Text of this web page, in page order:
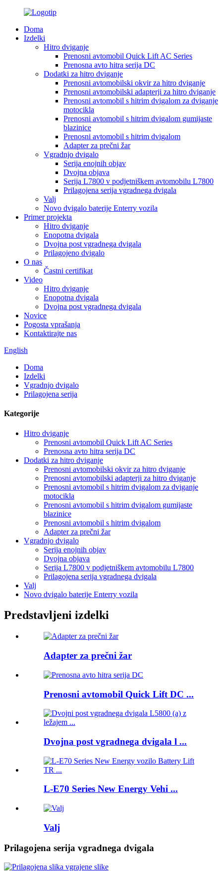
Doma
Izdelki
Hitro dviganje
Prenosni avtomobil Quick Lift AC Series
Prenosna avto hitra serija DC
Dodatki za hitro dviganje
Prenosni avtomobilski okvir za hitro dviganje
Prenosni avtomobilski adapterji za hitro dviganje
Prenosni avtomobil s hitrim dvigalom za dviganje
motocikla
Prenosni avtomobil s hitrim dvigalom gumijaste
blazinice
Prenosni avtomobil s hitrim dvigalom
Adapter za prečni žar
Vgradnjo dvigalo
Serija enojnih objav
Dvojna objava
Serija L7800 v podjetniškem avtomobilu L7800
Prilagojena serija vgradnega dvigala
Valj
Novo dvigalo baterije Enterry vozila
Primer projekta
Hitro dviganje
Enopotna dvigala
Dvojna post vgradnega dvigala
Prilagojeno dvigalo
O nas
Častni certifikat
Video
Hitro dviganje
Enopotna dvigala
Dvojna post vgradnega dvigala
Novice
Pogosta vprašanja
Kontaktirajte nas
English
Doma
Izdelki
Vgradnjo dvigalo
Prilagojena serija
Kategorije
Hitro dviganje
Prenosni avtomobil Quick Lift AC Series
Prenosna avto hitra serija DC
Dodatki za hitro dviganje
Prenosni avtomobilski okvir za hitro dviganje
Prenosni avtomobilski adapterji za hitro dviganje
Prenosni avtomobil s hitrim dvigalom za dviganje
motocikla
Prenosni avtomobil s hitrim dvigalom gumijaste
blazinice
Prenosni avtomobil s hitrim dvigalom
Adapter za prečni žar
Vgradnjo dvigalo
Serija enojnih objav
Dvojna objava
Serija L7800 v podjetniškem avtomobilu L7800
Prilagojena serija vgradnega dvigala
Valj
Novo dvigalo baterije Enterry vozila
Predstavljeni izdelki
Adapter za prečni žar
Prenosni avtomobil Quick Lift DC ...
Dvojna post vgradnega dvigala l ...
L-E70 Series New Energy Vehi ...
Valj
Prilagojena serija vgradnega dvigala